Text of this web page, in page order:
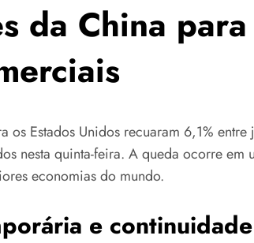
da China
os Estados Unidos recuaram 6,1%
nesta quinta-feira. A queda ocorre
economias do mundo.
e